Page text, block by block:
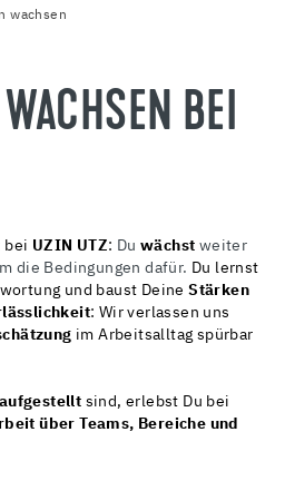
wachsen
BEI
bei UZIN UTZ: Duwächst weiter
die Bedingungen dafür. Du lernst
und baust DeineStärken
: Wir verlassen uns
im Arbeitsalltag spürbar
sind, erlebst Du bei
über Teams, Bereiche und